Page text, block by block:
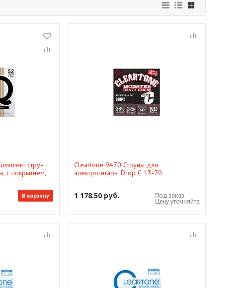
струн
с покрытием,
В корзину
Cleartone 9470 Струны для
электрогитары Drop С 13-70
1 178.50 руб. Под заказ
Цену уточняйте